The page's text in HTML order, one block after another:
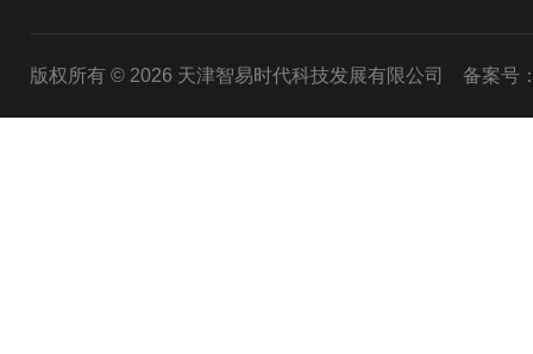
版权所有 © 2026 天津智易时代科技发展有限公司 备案号